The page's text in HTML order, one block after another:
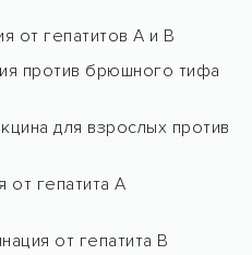
от гепатитов А и В
против брюшного тифа
для взрослых против
от гепатита А
от гепатита В